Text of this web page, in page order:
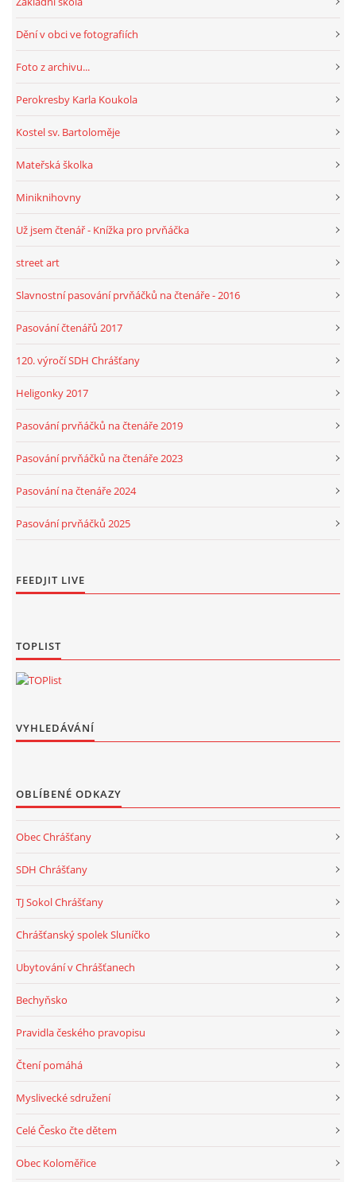
Dění v obci ve fotografiích
Foto z archivu...
Perokresby Karla Koukola
Kostel sv. Bartoloměje
Mateřská školka
Miniknihovny
Už jsem čtenář - Knížka pro prvňáčka
street art
Slavnostní pasování prvňáčků na čtenáře - 2016
Pasování čtenářů 2017
120. výročí SDH Chrášťany
Heligonky 2017
Pasování prvňáčků na čtenáře 2019
Pasování prvňáčků na čtenáře 2023
Pasování na čtenáře 2024
Pasování prvňáčků 2025
FEEDJIT LIVE
TOPLIST
VYHLEDÁVÁNÍ
OBLÍBENÉ ODKAZY
Obec Chrášťany
SDH Chrášťany
TJ Sokol Chrášťany
Chrášťanský spolek Sluníčko
Ubytování v Chrášťanech
Bechyňsko
Pravidla českého pravopisu
Čtení pomáhá
Myslivecké sdružení
Celé Česko čte dětem
Obec Koloměřice